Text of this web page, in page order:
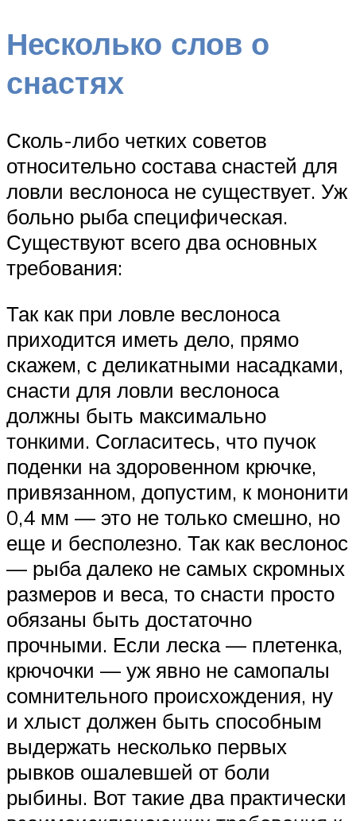
Несколько слов о
снастях
Сколь-либо четких советов
относительно состава снастей для
ловли веслоноса не существует. Уж
больно рыба специфическая.
Существуют всего два основных
требования:
Так как при ловле веслоноса
приходится иметь дело, прямо
скажем, с деликатными насадками,
снасти для ловли веслоноса
должны быть максимально
тонкими. Согласитесь, что пучок
поденки на здоровенном крючке,
привязанном, допустим, к мононити
0,4 мм — это не только смешно, но
еще и бесполезно. Так как веслонос
— рыба далеко не самых скромных
размеров и веса, то снасти просто
обязаны быть достаточно
прочными. Если леска — плетенка,
крючочки — уж явно не самопалы
сомнительного происхождения, ну
и хлыст должен быть способным
выдержать несколько первых
рывков ошалевшей от боли
рыбины. Вот такие два практически